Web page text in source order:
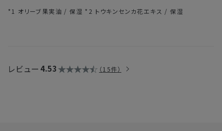
*1 オリーブ果実油 / 保湿 *2 トウキンセンカ花エキス / 保湿
レビュー 4.53 15件